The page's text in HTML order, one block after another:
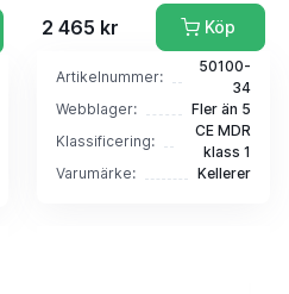
2 465 kr Köp
Artikelnummer:
50100-
34
Webblager:
Fler än 5
Klassificering:
CE MDR
klass 1
Varumärke:
Kellerer